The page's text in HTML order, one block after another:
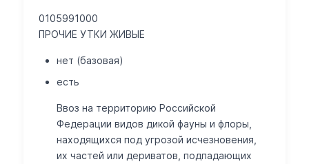
0105991000
ПРОЧИЕ УТКИ ЖИВЫЕ
нет (базовая)
есть
Ввоз на территорию Российской
Федерации видов дикой фауны и флоры,
находящихся под угрозой исчезновения,
их частей или дериватов, подпадающих